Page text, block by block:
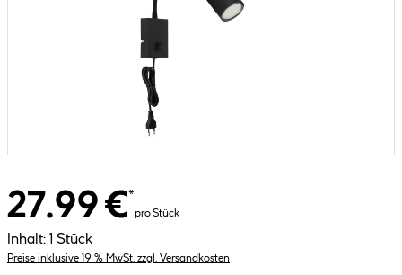
27.99 €*
pro Stück
Inhalt: 1 Stück
Preise inklusive 19 % MwSt. zzgl. Versandkosten